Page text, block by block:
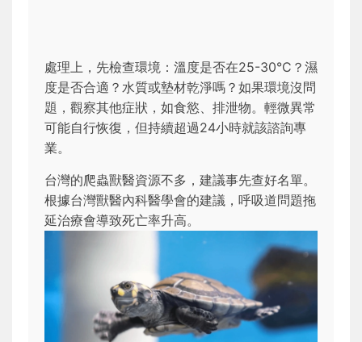
處理上，先檢查環境：溫度是否在25-30°C？濕
度是否合適？水質或墊材乾淨嗎？如果環境沒問
題，觀察其他症狀，如食慾、排泄物。輕微異常
可能自行恢復，但持續超過24小時就該諮詢專
業。
台灣的爬蟲獸醫資源不多，建議事先查好名單。
根據台灣獸醫內科醫學會的建議，呼吸道問題拖
延治療會導致死亡率升高。